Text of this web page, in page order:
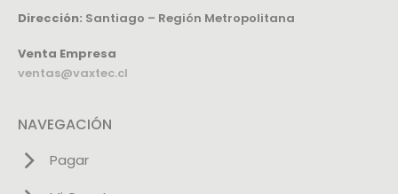
Dirección: Santiago – Región Metropolitana
Venta Empresa
ventas@vaxtec.cl
NAVEGACIÓN
Pagar